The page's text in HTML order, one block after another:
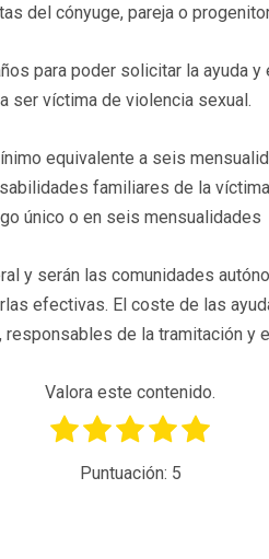
del cónyuge, pareja o
para poder solicitar la ayuda
ser víctima de violencia sexual.
equivalente a seis
familiares de la
único o en seis mensualidades
y serán las comunidades
efectivas. El coste de las
de la tramitación y
Valora este contenido.
Puntuación: 5